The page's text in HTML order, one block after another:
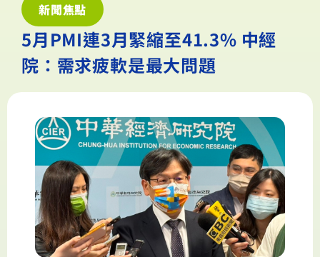
新聞焦點
5月PMI連3月緊縮至41.3% 中經
院：需求疲軟是最大問題